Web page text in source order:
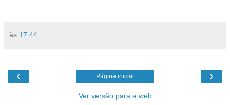
às 17:44
‹ ›
Página inicial
Ver versão para a web